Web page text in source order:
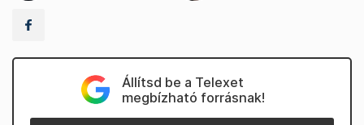
Állítsd be a Telexet
megbízható forrásnak!